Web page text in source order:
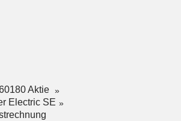
Aktie
Electric SE